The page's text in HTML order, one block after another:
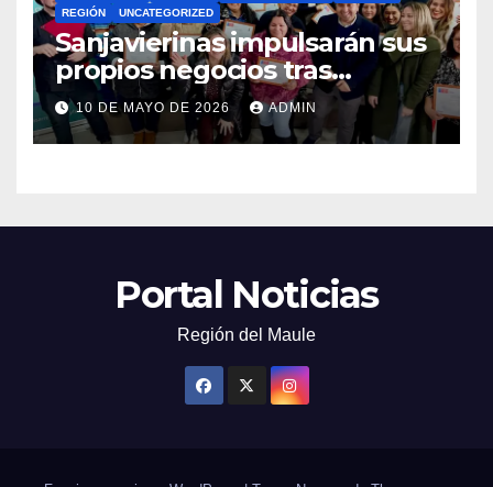
REGIÓN
UNCATEGORIZED
Sanjavierinas impulsarán sus
propios negocios tras
capacitarse junto al FOSIS
10 DE MAYO DE 2026 ADMIN
Portal Noticias
Región del Maule